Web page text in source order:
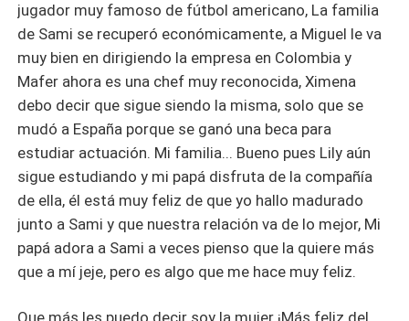
jugador muy famoso de fútbol americano, La familia
de Sami se recuperó económicamente, a Miguel le va
muy bien en dirigiendo la empresa en Colombia y
Mafer ahora es una chef muy reconocida, Ximena
debo decir que sigue siendo la misma, solo que se
mudó a España porque se ganó una beca para
estudiar actuación. Mi familia... Bueno pues Lily aún
sigue estudiando y mi papá disfruta de la compañía
de ella, él está muy feliz de que yo hallo madurado
junto a Sami y que nuestra relación va de lo mejor, Mi
papá adora a Sami a veces pienso que la quiere más
que a mí jeje, pero es algo que me hace muy feliz.